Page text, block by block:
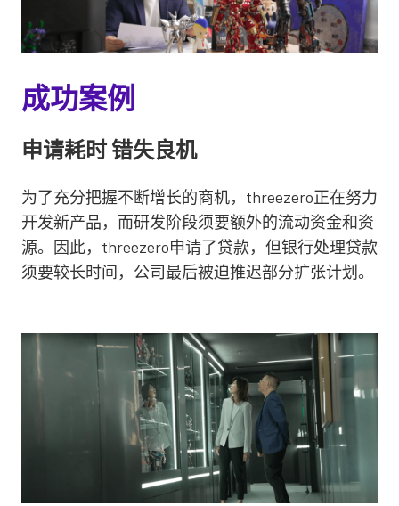
成功案例
申请耗时 错失良机
为了充分把握不断增长的商机，threezero正在努力
开发新产品，而研发阶段须要额外的流动资金和资
源。因此，threezero申请了贷款，但银行处理贷款
须要较长时间，公司最后被迫推迟部分扩张计划。